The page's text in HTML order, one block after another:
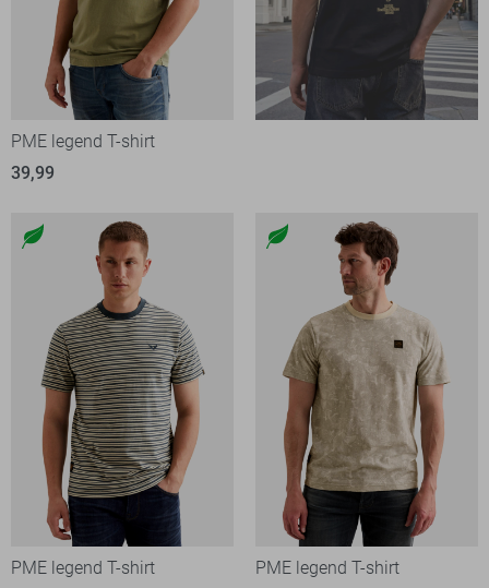
PME legend T-shirt
39,99
PME legend T-shirt
PME legend T-shirt